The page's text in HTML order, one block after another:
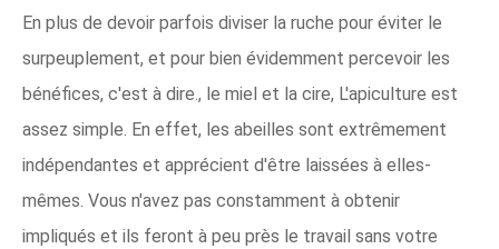
En plus de devoir parfois diviser la ruche pour éviter le
surpeuplement, et pour bien évidemment percevoir les
bénéfices, c'est à dire., le miel et la cire, L'apiculture est
assez simple. En effet, les abeilles sont extrêmement
indépendantes et apprécient d'être laissées à elles-
mêmes. Vous n'avez pas constamment à obtenir
impliqués et ils feront à peu près le travail sans votre